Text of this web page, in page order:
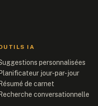
IA
personnalisées
Planificateur jour-par-jour
Résumé de carnet
Recherche conversationnelle